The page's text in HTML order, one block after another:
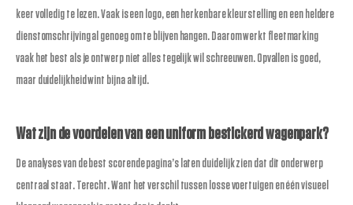
keer volledig te lezen. Vaak is een logo, een herkenbare kleurstelling en een heldere
dienstomschrijving al genoeg om te blijven hangen. Daarom werkt fleetmarking
vaak het best als je ontwerp niet alles tegelijk wil schreeuwen. Opvallen is goed,
maar duidelijkheid wint bijna altijd.
Wat zijn de voordelen van een uniform bestickerd wagenpark?
De analyses van de best scorende pagina’s laten duidelijk zien dat dit onderwerp
centraal staat. Terecht. Want het verschil tussen losse voertuigen en één visueel